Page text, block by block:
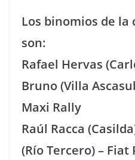
Los binomios de la
son:
Rafael Hervas
Bruno (Villa
Maxi Rally
Raúl Racca
(Río Tercero) –